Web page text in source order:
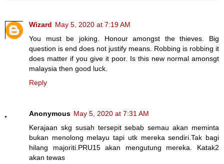
Wizard May 5, 2020 at 7:19 AM
You must be joking. Honour amongst the thieves. Big
question is end does not justify means. Robbing is robbing it
does matter if you give it poor. Is this new normal amonsgt
malaysia then good luck.
Reply
Anonymous May 5, 2020 at 7:31 AM
Kerajaan skg susah tersepit sebab semau akan meminta
bukan menolong melayu tapi utk mereka sendiri.Tak bagi
hilang majoriti.PRU15 akan mengutung mereka. Katak2
akan tewas